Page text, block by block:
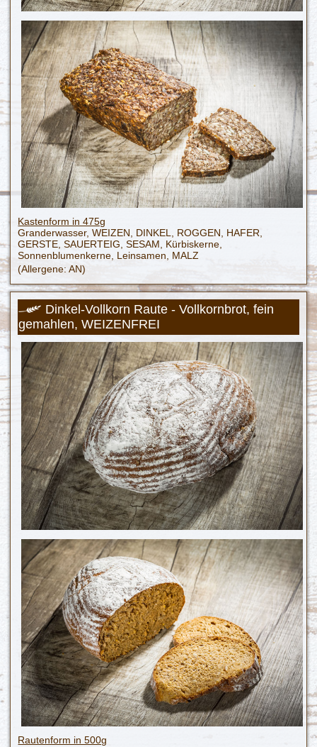
Kastenform in 475g
Granderwasser, WEIZEN, DINKEL, ROGGEN, HAFER,
GERSTE, SAUERTEIG, SESAM, Kürbiskerne,
Sonnenblumenkerne, Leinsamen, MALZ
(Allergene: AN)
Dinkel-Vollkorn Raute - Vollkornbrot, fein
gemahlen, WEIZENFREI
Rautenform in 500g